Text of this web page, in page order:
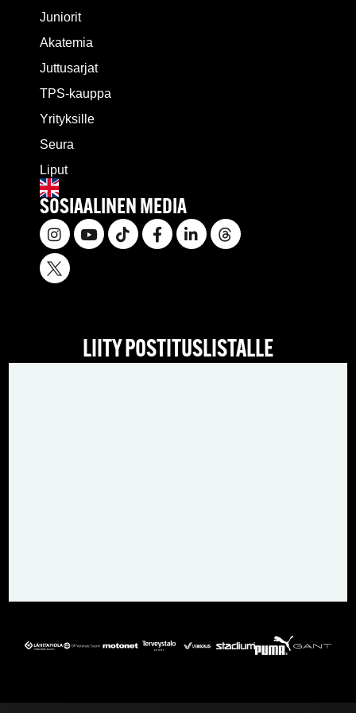
Juniorit
Akatemia
Juttusarjat
TPS-kauppa
Yrityksille
Seura
Liput
SOSIAALINEN MEDIA
LIITY POSTITUSLISTALLE